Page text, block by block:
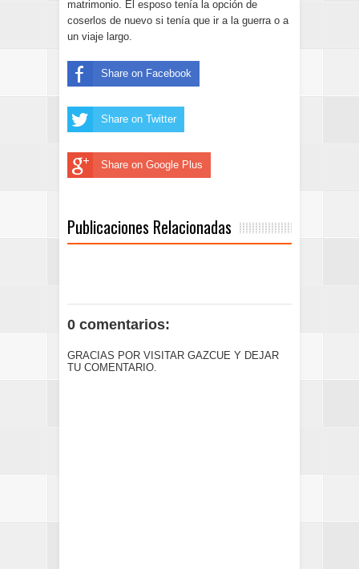
matrimonio. El esposo tenía la opción de
coserlos de nuevo si tenía que ir a la guerra o a
un viaje largo.
Share on Facebook
Share on Twitter
Share on Google Plus
Publicaciones Relacionadas
0 comentarios:
GRACIAS POR VISITAR GAZCUE Y DEJAR
TU COMENTARIO.